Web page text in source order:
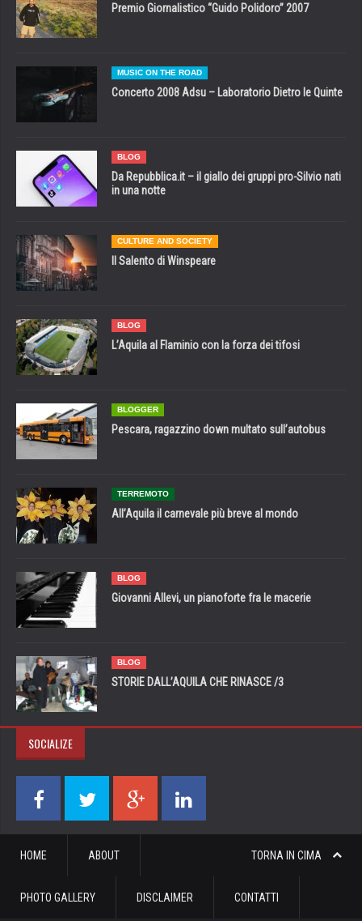
Premio Giornalistico “Guido Polidoro” 2007
MUSIC ON THE ROAD
Concerto 2008 Adsu – Laboratorio Dietro le Quinte
BLOG
Da Repubblica.it – il giallo dei gruppi pro-Silvio nati
in una notte
CULTURE AND SOCIETY
Il Salento di Winspeare
BLOG
L’Aquila al Flaminio con la forza dei tifosi
BLOGGER
Pescara, ragazzino down multato sull’autobus
TERREMOTO
All’Aquila il carnevale più breve al mondo
BLOG
Giovanni Allevi, un pianoforte fra le macerie
BLOG
STORIE DALL’AQUILA CHE RINASCE /3
SOCIALIZE
TORNA IN CIMA
HOME ABOUT
PHOTO GALLERY DISCLAIMER CONTATTI